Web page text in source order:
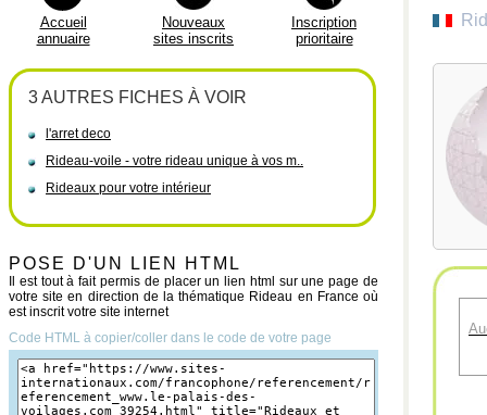
Accueil
annuaire
Nouveaux
sites inscrits
Inscription
prioritaire
3 AUTRES FICHES À VOIR
l'arret deco
Rideau-voile - votre rideau unique à vos m..
Rideaux pour votre intérieur
POSE D'UN LIEN HTML
Il est tout à fait permis de placer un lien html sur une page de
votre site en direction de la thématique Rideau en France où
est inscrit votre site internet
Code HTML à copier/coller dans le code de votre page